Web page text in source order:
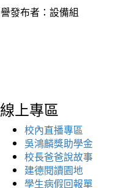
發布者：設備組
線上專區
校內直播專區
吳鴻麟獎助學金
校長爸爸說故事
建德閱讀園地
學生病假回報單